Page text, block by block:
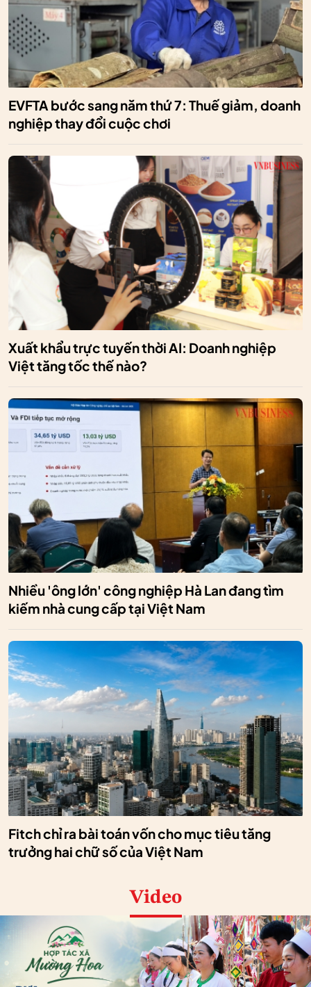
EVFTA bước sang năm thứ 7: Thuế giảm, doanh
nghiệp thay đổi cuộc chơi
Xuất khẩu trực tuyến thời AI: Doanh nghiệp
Việt tăng tốc thế nào?
Nhiều 'ông lớn' công nghiệp Hà Lan đang tìm
kiếm nhà cung cấp tại Việt Nam
Fitch chỉ ra bài toán vốn cho mục tiêu tăng
trưởng hai chữ số của Việt Nam
Video